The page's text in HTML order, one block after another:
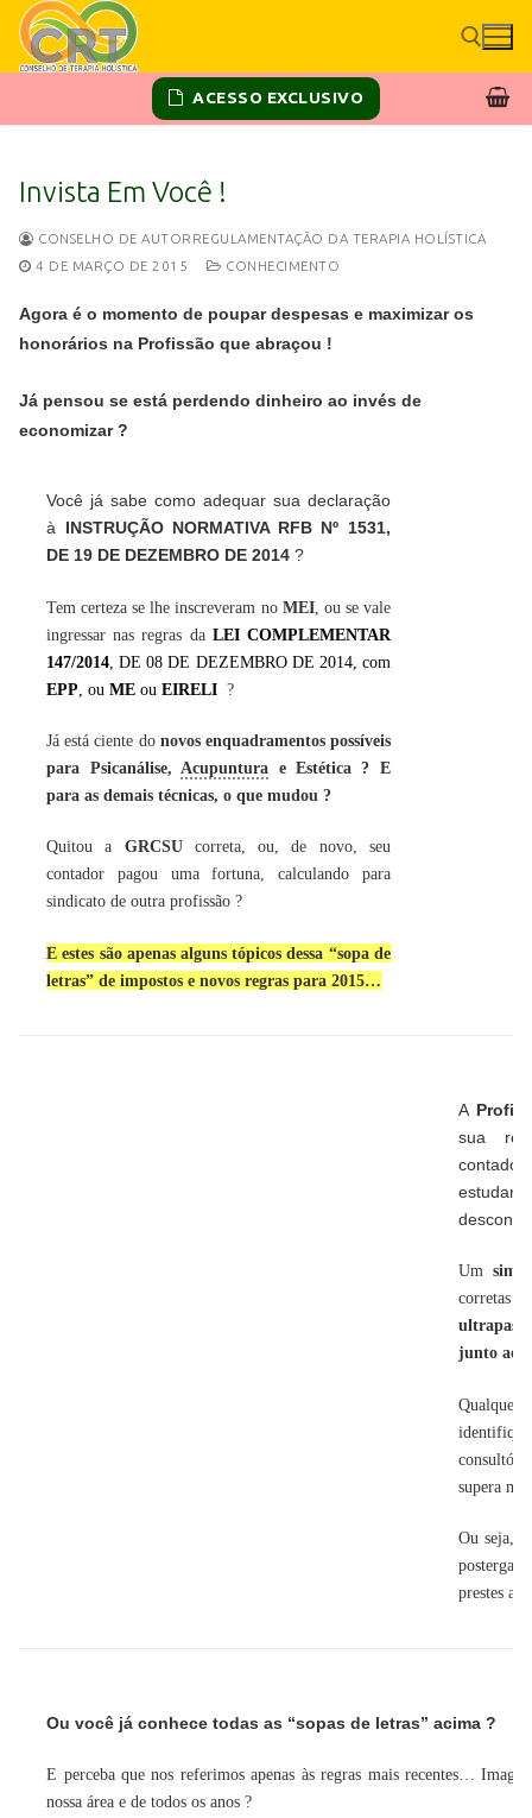
ACESSO EXCLUSIVO
Invista Em Você !
CONSELHO DE AUTORREGULAMENTAÇÃO DA TERAPIA HOLÍSTICA
4 DE MARÇO DE 2015
CONHECIMENTO
Agora é o momento de poupar despesas e maximizar os
honorários na Profissão que abraçou !
Já pensou se está perdendo dinheiro ao invés de
economizar ?
Você já sabe como adequar sua declaração
à INSTRUÇÃO NORMATIVA RFB Nº 1531,
DE 19 DE DEZEMBRO DE 2014?
Tem certeza se lhe inscreveram no MEI, ou se vale
ingressar nas regras da LEI COMPLEMENTAR
147/2014 , DE 08 DE DEZEMBRO DE 2014, com
EPP , ouME ouEIRELI ?
Já está ciente do novos enquadramentos possíveis
para Psicanálise, Acupuntura e Estética ? E
para as demais técnicas, o que mudou ?
Quitou a GRCSUcorreta, ou, de novo, seu
contador pagou uma fortuna, calculando para
sindicato de outra profissão ?
E estes são apenas alguns tópicos dessa “sopa de
letras” de impostos e novos regras para 2015…
A
sua
Um
corretas
junto ao
supera
Ou seja,
postergar
prestes a
Ou você já conhece todas as “sopas de letras” acima ?
E perceba que nos referimos apenas às regras mais recentes…
nossa área e de todos os anos ?